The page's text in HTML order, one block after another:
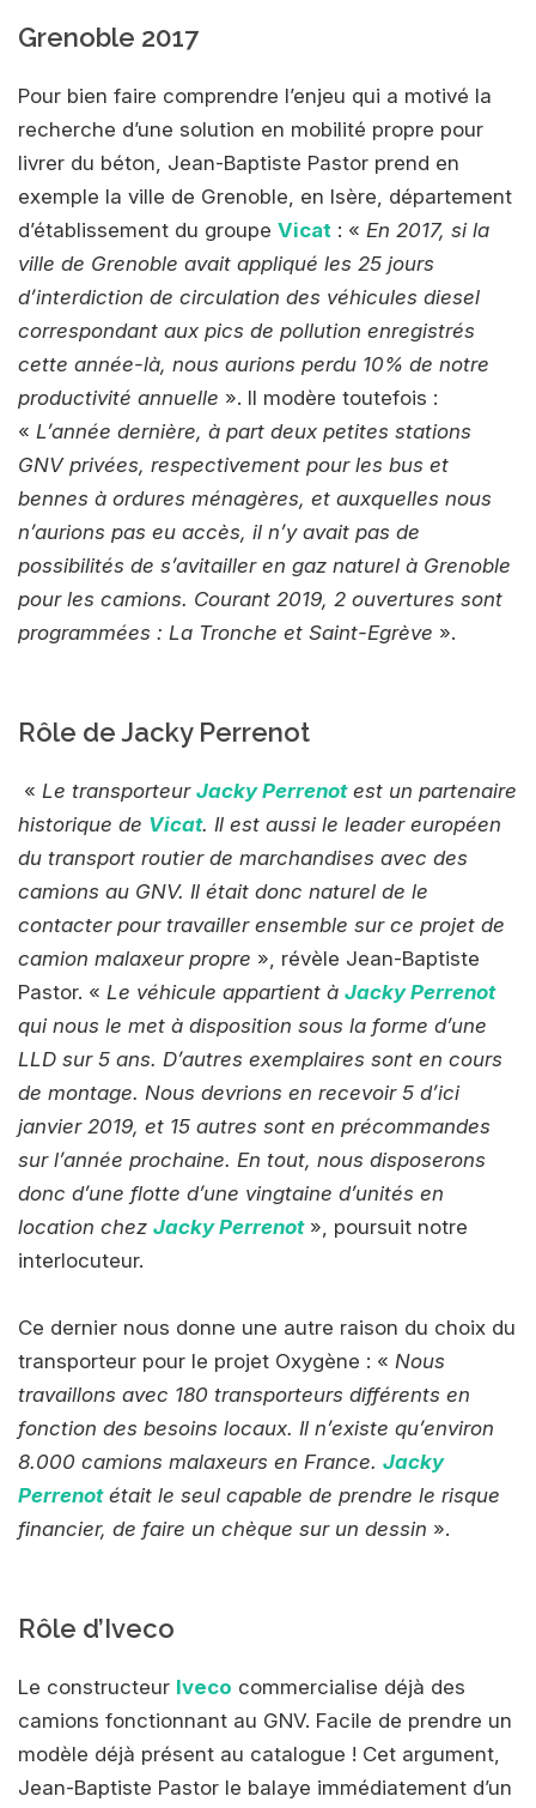
Grenoble 2017
Pour bien faire comprendre l’enjeu qui a motivé la
recherche d’une solution en mobilité propre pour
livrer du béton, Jean-Baptiste Pastor prend en
exemple la ville de Grenoble, en Isère, département
d’établissement du groupe Vicat : « En 2017, si la
ville de Grenoble avait appliqué les 25 jours
d’interdiction de circulation des véhicules diesel
correspondant aux pics de pollution enregistrés
cette année-là, nous aurions perdu 10% de notre
productivité annuelle ». Il modère toutefois :
« L’année dernière, à part deux petites stations
GNV privées, respectivement pour les bus et
bennes à ordures ménagères, et auxquelles nous
n’aurions pas eu accès, il n’y avait pas de
possibilités de s’avitailler en gaz naturel à Grenoble
pour les camions. Courant 2019, 2 ouvertures sont
programmées : La Tronche et Saint-Egrève ».
Rôle de Jacky Perrenot
« Le transporteur Jacky Perrenotest un partenaire
historique de Vicat. Il est aussi le leader européen
du transport routier de marchandises avec des
camions au GNV. Il était donc naturel de le
contacter pour travailler ensemble sur ce projet de
camion malaxeur propre », révèle Jean-Baptiste
Pastor. « Le véhicule appartient à Jacky Perrenot
qui nous le met à disposition sous la forme d’une
LLD sur 5 ans. D’autres exemplaires sont en cours
de montage. Nous devrions en recevoir 5 d’ici
janvier 2019, et 15 autres sont en précommandes
sur l’année prochaine. En tout, nous disposerons
donc d’une flotte d’une vingtaine d’unités en
location chez Jacky Perrenot », poursuit notre
interlocuteur.
Ce dernier nous donne une autre raison du choix du
transporteur pour le projet Oxygène : « Nous
travaillons avec 180 transporteurs différents en
fonction des besoins locaux. Il n’existe qu’environ
8.000 camions malaxeurs en France. Jacky
Perrenotétait le seul capable de prendre le risque
financier, de faire un chèque sur un dessin ».
Rôle d’Iveco
Le constructeur Iveco commercialise déjà des
camions fonctionnant au GNV. Facile de prendre un
modèle déjà présent au catalogue ! Cet argument,
Jean-Baptiste Pastor le balaye immédiatement d’un